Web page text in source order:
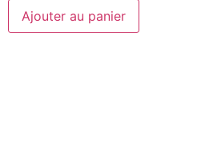
Ajouter au panier